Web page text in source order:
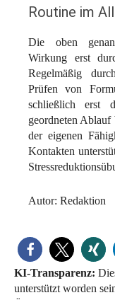
Routine im
Die oben
Wirkung erst
Regelmäßig
Prüfen von
schließlich erst
geordneten
der eigenen
Kontakten
Autor: Redaktion
KI-Transparenz:
unterstützt worden